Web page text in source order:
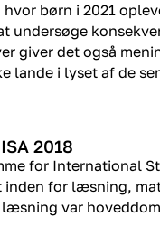
hvor børn i 2021
undersøge
giver det også
lande i lyset af de
2018
for International
inden for læsning,
var